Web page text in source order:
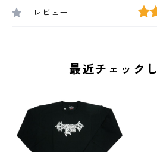
レビュー
最近チェック